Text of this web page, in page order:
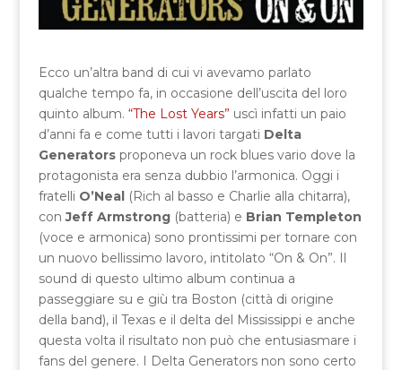
Ecco un’altra band di cui vi avevamo parlato
qualche tempo fa, in occasione dell’uscita del loro
quinto album. “The Lost Years” uscì infatti un paio
d’anni fa e come tutti i lavori targati Delta
Generatorsproponeva un rock blues vario dove la
protagonista era senza dubbio l’armonica. Oggi i
fratelli O’Neal(Rich al basso e Charlie alla chitarra),
conJeff Armstrong(batteria) e Brian Templeton
(voce e armonica) sono prontissimi per tornare con
un nuovo bellissimo lavoro, intitolato “On & On”. Il
sound di questo ultimo album continua a
passeggiare su e giù tra Boston (città di origine
della band), il Texas e il delta del Mississippi e anche
questa volta il risultato non può che entusiasmare i
fans del genere. I Delta Generators non sono certo